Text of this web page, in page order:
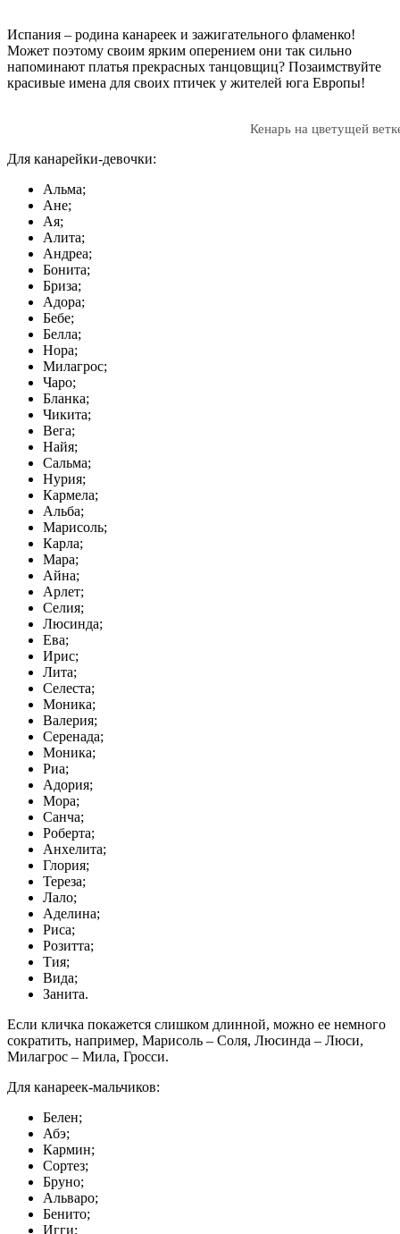
Испания – родина канареек и зажигательного фламенко!
Может поэтому своим ярким оперением они так сильно
напоминают платья прекрасных танцовщиц? Позаимствуйте
красивые имена для своих птичек у жителей юга Европы!
Кенарь на цветущей
Для канарейки-девочки:
Альма;
Ане;
Ая;
Алита;
Андреа;
Бонита;
Бриза;
Адора;
Бебе;
Белла;
Нора;
Милагрос;
Чаро;
Бланка;
Чикита;
Вега;
Найя;
Сальма;
Нурия;
Кармела;
Альба;
Марисоль;
Карла;
Мара;
Айна;
Арлет;
Селия;
Люсинда;
Ева;
Ирис;
Лита;
Селеста;
Моника;
Валерия;
Серенада;
Моника;
Риа;
Адория;
Мора;
Санча;
Роберта;
Анхелита;
Глория;
Тереза;
Лало;
Аделина;
Риса;
Розитта;
Тия;
Вида;
Занита.
Если кличка покажется слишком длинной, можно ее немного
сократить, например, Марисоль – Соля, Люсинда – Люси,
Милагрос – Мила, Гросси.
Для канареек-мальчиков:
Белен;
Абэ;
Кармин;
Сортез;
Бруно;
Альваро;
Бенито;
Игги;